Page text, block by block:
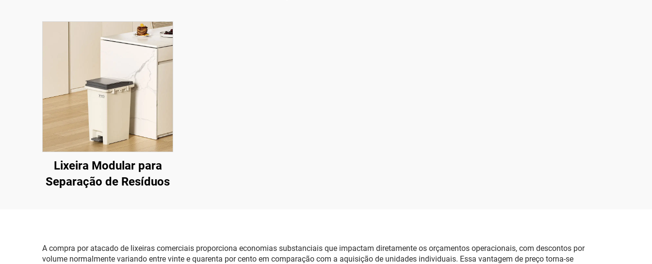
Lixeira Modular para
Separação de Resíduos
A compra por atacado de lixeiras comerciais proporciona economias substanciais que impactam diretamente os orçamentos operacionais, com descontos por
volume normalmente variando entre vinte e quarenta por cento em comparação com a aquisição de unidades individuais. Essa vantagem de preço torna-se